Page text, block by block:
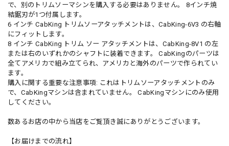
で、別のトリムソーマシンを購入する必要はありません。 8インチ焼
結鋸刃が1つ付属します。
6 インチ CabKing トリムソーアタッチメントは、CabKing-6V3 の右軸
にフィットします。
8 インチ CabKing トリム ソー アタッチメントは、CabKing-8V1 の左
または右のいずれかのシャフトに装着できます。 CabKingのパーツは
全てアメリカで組み立てられ、アメリカと海外のパーツで作られてい
ます。
購入に関する重要な注意事項: これはトリムソーアタッチメントのみ
で、CabKingマシンは含まれていません。 CabKingマシンにのみ使用
してください。
数あるお店の中から当店をご覧頂き誠にありがとうございます。
【お届けまでの流れ】